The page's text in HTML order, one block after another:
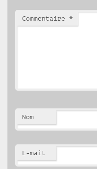
Commentaire *
Nom
E-mail